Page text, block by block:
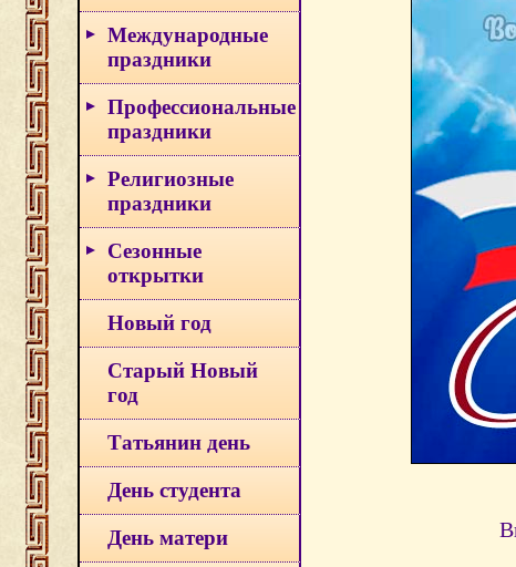
Международные
праздники
Профессиональные
праздники
Религиозные
праздники
Сезонные
открытки
Новый год
Старый Новый
год
Татьянин день
День студента
День матери